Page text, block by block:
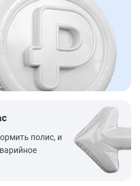
полис, и